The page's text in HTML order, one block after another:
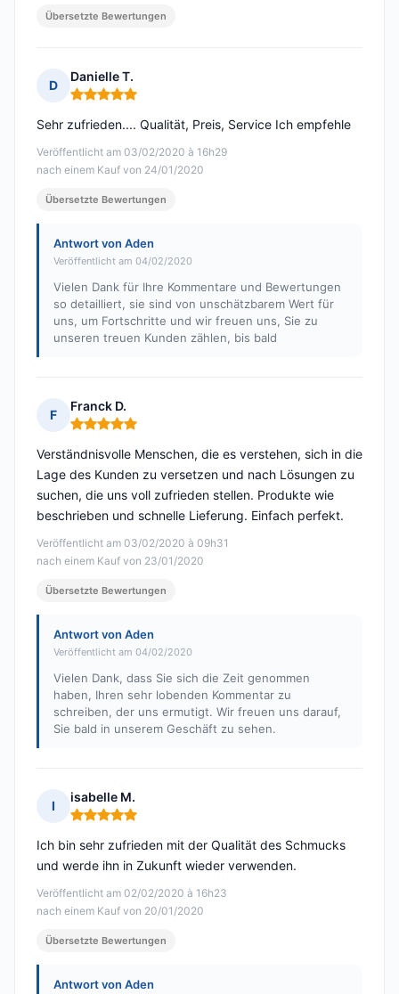
Übersetzte Bewertungen
D
Danielle T.
Hinweis: 5 von 5
Veröffentlicht am 03/02/2020 à 16h29
nach einem Kauf von 24/01/2020
Sehr zufrieden.... Qualität, Preis, Service Ich empfehle
Übersetzte Bewertungen
Antwort von Aden
Veröffentlicht am 04/02/2020
Vielen Dank für Ihre Kommentare und Bewertungen
so detailliert, sie sind von unschätzbarem Wert für
uns, um Fortschritte und wir freuen uns, Sie zu
unseren treuen Kunden zählen, bis bald
F
Franck D.
Hinweis: 5 von 5
Veröffentlicht am 03/02/2020 à 09h31
nach einem Kauf von 23/01/2020
Verständnisvolle Menschen, die es verstehen, sich in die
Lage des Kunden zu versetzen und nach Lösungen zu
suchen, die uns voll zufrieden stellen. Produkte wie
beschrieben und schnelle Lieferung. Einfach perfekt.
Übersetzte Bewertungen
Antwort von Aden
Veröffentlicht am 04/02/2020
Vielen Dank, dass Sie sich die Zeit genommen
haben, Ihren sehr lobenden Kommentar zu
schreiben, der uns ermutigt. Wir freuen uns darauf,
Sie bald in unserem Geschäft zu sehen.
I
isabelle M.
Hinweis: 5 von 5
Veröffentlicht am 02/02/2020 à 16h23
nach einem Kauf von 20/01/2020
Ich bin sehr zufrieden mit der Qualität des Schmucks
und werde ihn in Zukunft wieder verwenden.
Übersetzte Bewertungen
Antwort von Aden